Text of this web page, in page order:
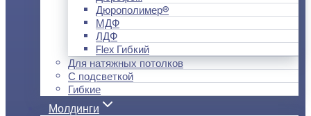
Дюрополимер®
МДФ
ЛДФ
Flex Гибкий
Для натяжных потолков
С подсветкой
Гибкие
Молдинги